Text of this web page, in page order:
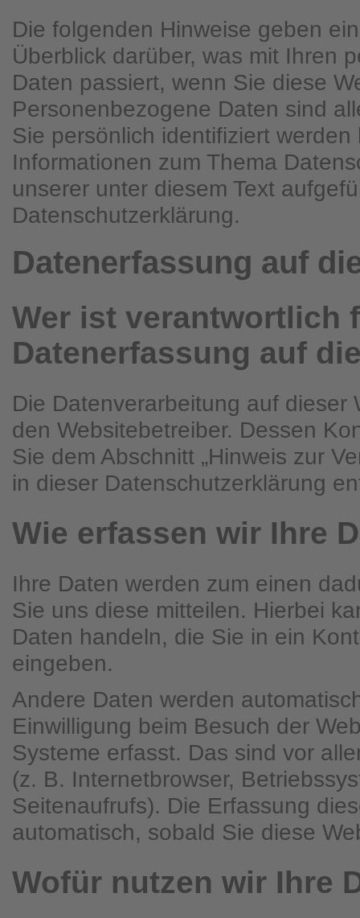
Die folgenden Hinweise geben
Überblick darüber, was mit Ihren
Daten passiert, wenn Sie diese
Personenbezogene Daten sind
Sie persönlich identifiziert
Informationen zum Thema
unserer unter diesem Text
Datenschutzerklärung.
Datenerfassung auf
Wer ist verantwortlich
Datenerfassung auf
Die Datenverarbeitung auf dieser
den Websitebetreiber. Dessen
Sie dem Abschnitt „Hinweis zur
in dieser Datenschutzerklärung
Wie erfassen wir Ihre
Ihre Daten werden zum einen
Sie uns diese mitteilen. Hierbei
Daten handeln, die Sie in ein
eingeben.
Andere Daten werden
Einwilligung beim Besuch der
Systeme erfasst. Das sind vor
(z. B. Internetbrowser,
Seitenaufrufs). Die Erfassung
automatisch, sobald Sie diese
Wofür nutzen wir Ihre